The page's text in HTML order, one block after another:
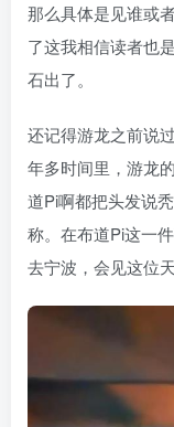
那么具体是见谁或
了这我相信读者也
石出了。
还记得游龙之前说
年多时间里，游龙
道Pi啊都把头发说
称。在布道Pi这一
去宁波，会见这位